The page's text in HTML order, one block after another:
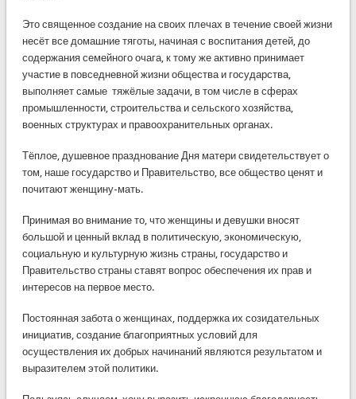
Это священное создание на своих плечах в течение своей жизни
несёт все домашние тяготы, начиная с воспитания детей, до
содержания семейного очага, к тому же активно принимает
участие в повседневной жизни общества и государства,
выполняет самые тяжёлые задачи, в том числе в сферах
промышленности, строительства и сельского хозяйства,
военных структурах и правоохранительных органах.
Тёплое, душевное празднование Дня матери свидетельствует о
том, наше государство и Правительство, все общество ценят и
почитают женщину-мать.
Принимая во внимание то, что женщины и девушки вносят
большой и ценный вклад в политическую, экономическую,
социальную и культурную жизнь страны, государство и
Правительство страны ставят вопрос обеспечения их прав и
интересов на первое место.
Постоянная забота о женщинах, поддержка их созидательных
инициатив, создание благоприятных условий для
осуществления их добрых начинаний являются результатом и
выразителем этой политики.